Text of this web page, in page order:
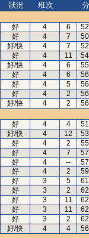
狀況
班次
分
好 4 6
52
好 4 7
50
好/快 4 7
52
好 4 11
54
好/快 4 6
55
好 4 6
56
好 4 5
56
好 4 2
56
好/快 4 2
56
好 4 4
51
好/快 4 12
53
好 4 2
55
好 4 7
57
好 4 --
57
好 4 2
59
好 3 5
61
好 3 2
62
好 3 11
62
好 3 11
62
好 3 2
62
好/快 4 4
56